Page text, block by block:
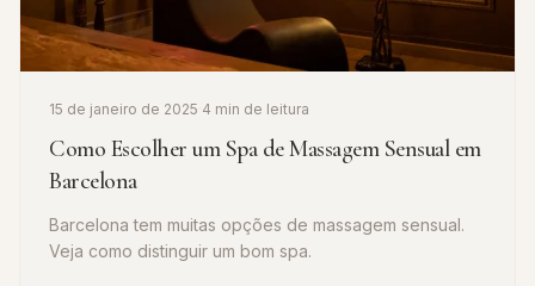
15 de janeiro de 2025 4 min de leitura
Como Escolher um Spa de Massagem Sensual em
Barcelona
Barcelona tem muitas opções de massagem sensual.
Veja como distinguir um bom spa.